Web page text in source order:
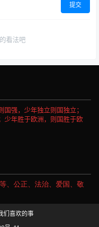
提交
看法吧
强，少年独立则国独立；
少年胜于欧洲，则国胜于欧
、公正、法治、爱国、敬
们喜欢的事